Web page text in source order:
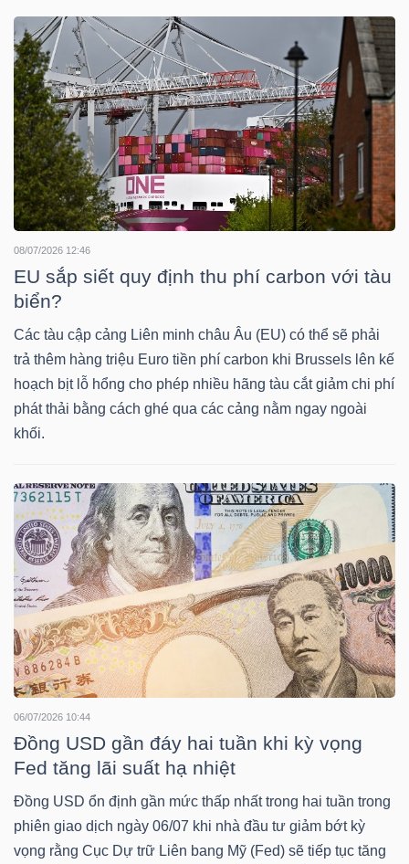
08/07/2026 12:46
EU sắp siết quy định thu phí carbon với tàu
biển?
Các tàu cập cảng Liên minh châu Âu (EU) có thể sẽ phải
trả thêm hàng triệu Euro tiền phí carbon khi Brussels lên kế
hoạch bịt lỗ hổng cho phép nhiều hãng tàu cắt giảm chi phí
phát thải bằng cách ghé qua các cảng nằm ngay ngoài
khối.
06/07/2026 10:44
Đồng USD gần đáy hai tuần khi kỳ vọng
Fed tăng lãi suất hạ nhiệt
Đồng USD ổn định gần mức thấp nhất trong hai tuần trong
phiên giao dịch ngày 06/07 khi nhà đầu tư giảm bớt kỳ
vọng rằng Cục Dự trữ Liên bang Mỹ (Fed) sẽ tiếp tục tăng
TIÊU
DÙNG
THIẾT
YẾU
CHĂM
SÓC
SỨC
KHỎE
TÀI
CHÍNH
CÔNG
NGHỆ
THÔNG
TIN
DỊCH
VỤ